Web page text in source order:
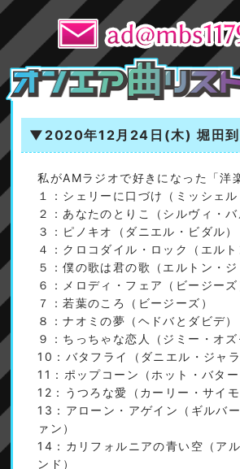
▼2020年12月24日(木) 堀田
私がAMラジオで好きになった「洋
１：シェリーに口づけ（ミッシェル
２：あなたのとりこ（シルヴィ・バ
３：ピノキオ（ダニエル・ビダル）
４：クロコダイル・ロック（エルト
５：僕の歌は君の歌（エルトン・ジ
６：メロディ・フェア（ビージーズ
７：若葉のころ（ビージーズ）
８：ナオミの夢（ヘドバとダビデ）
９：ちっちゃな恋人（ジミー・オズ
10：バタフライ（ダニエル・ジャラ
11：ポップコーン（ホット・バター
12：うつろな愛（カーリー・サイモ
13：アローン・アゲイン（ギルバ
ァン）
14：カリフォルニアの青い空（ア
ンド）